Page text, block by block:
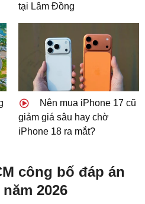
tại Lâm Đồng
Nên mua iPhone 17 cũ
giảm giá sâu hay chờ
iPhone 18 ra mắt?
công bố đáp án
2026